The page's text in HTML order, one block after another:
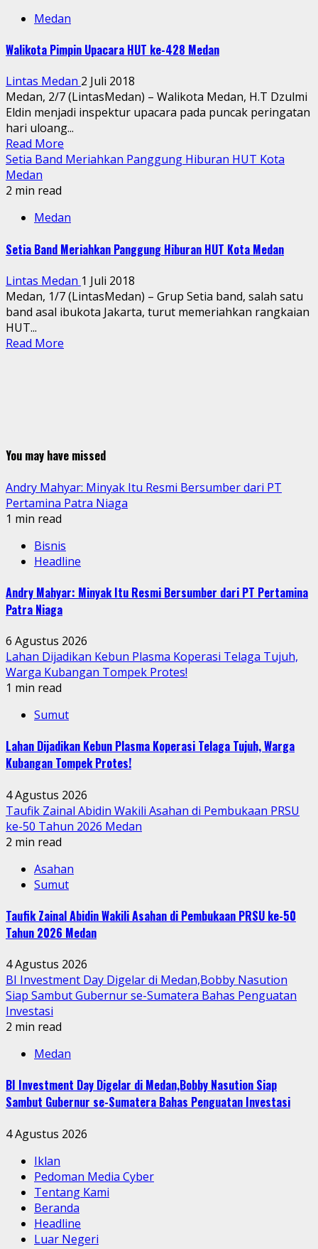
Medan
Walikota Pimpin Upacara HUT ke-428 Medan
Lintas Medan 2 Juli 2018
Medan, 2/7 (LintasMedan) – Walikota Medan, H.T Dzulmi
Eldin menjadi inspektur upacara pada puncak peringatan
hari uloang...
Read More
Setia Band Meriahkan Panggung Hiburan HUT Kota
Medan
2 min read
Medan
Setia Band Meriahkan Panggung Hiburan HUT Kota Medan
Lintas Medan 1 Juli 2018
Medan, 1/7 (LintasMedan) – Grup Setia band, salah satu
band asal ibukota Jakarta, turut memeriahkan rangkaian
HUT...
Read More
You may have missed
Andry Mahyar: Minyak Itu Resmi Bersumber dari PT
Pertamina Patra Niaga
1 min read
Bisnis
Headline
Andry Mahyar: Minyak Itu Resmi Bersumber dari PT Pertamina
Patra Niaga
6 Agustus 2026
Lahan Dijadikan Kebun Plasma Koperasi Telaga Tujuh,
Warga Kubangan Tompek Protes!
1 min read
Sumut
Lahan Dijadikan Kebun Plasma Koperasi Telaga Tujuh, Warga
Kubangan Tompek Protes!
4 Agustus 2026
Taufik Zainal Abidin Wakili Asahan di Pembukaan PRSU
ke-50 Tahun 2026 Medan
2 min read
Asahan
Sumut
Taufik Zainal Abidin Wakili Asahan di Pembukaan PRSU ke-50
Tahun 2026 Medan
4 Agustus 2026
BI Investment Day Digelar di Medan,Bobby Nasution
Siap Sambut Gubernur se-Sumatera Bahas Penguatan
Investasi
2 min read
Medan
BI Investment Day Digelar di Medan,Bobby Nasution Siap
Sambut Gubernur se-Sumatera Bahas Penguatan Investasi
4 Agustus 2026
Iklan
Pedoman Media Cyber
Tentang Kami
Beranda
Headline
Luar Negeri